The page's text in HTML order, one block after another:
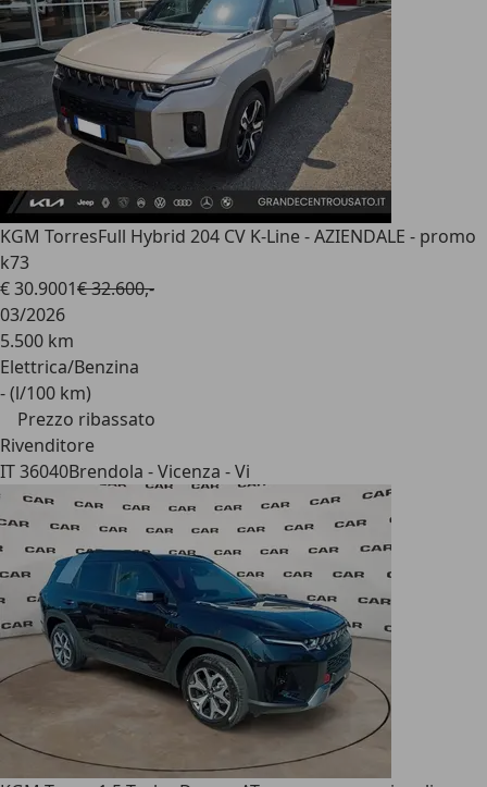
KGM TorresFull Hybrid 204 CV K-Line - AZIENDALE - promo
k73
€ 30.9001€ 32.600,-
03/2026
5.500 km
Elettrica/Benzina
- (l/100 km)
Prezzo ribassato
Rivenditore
IT 36040Brendola - Vicenza - Vi